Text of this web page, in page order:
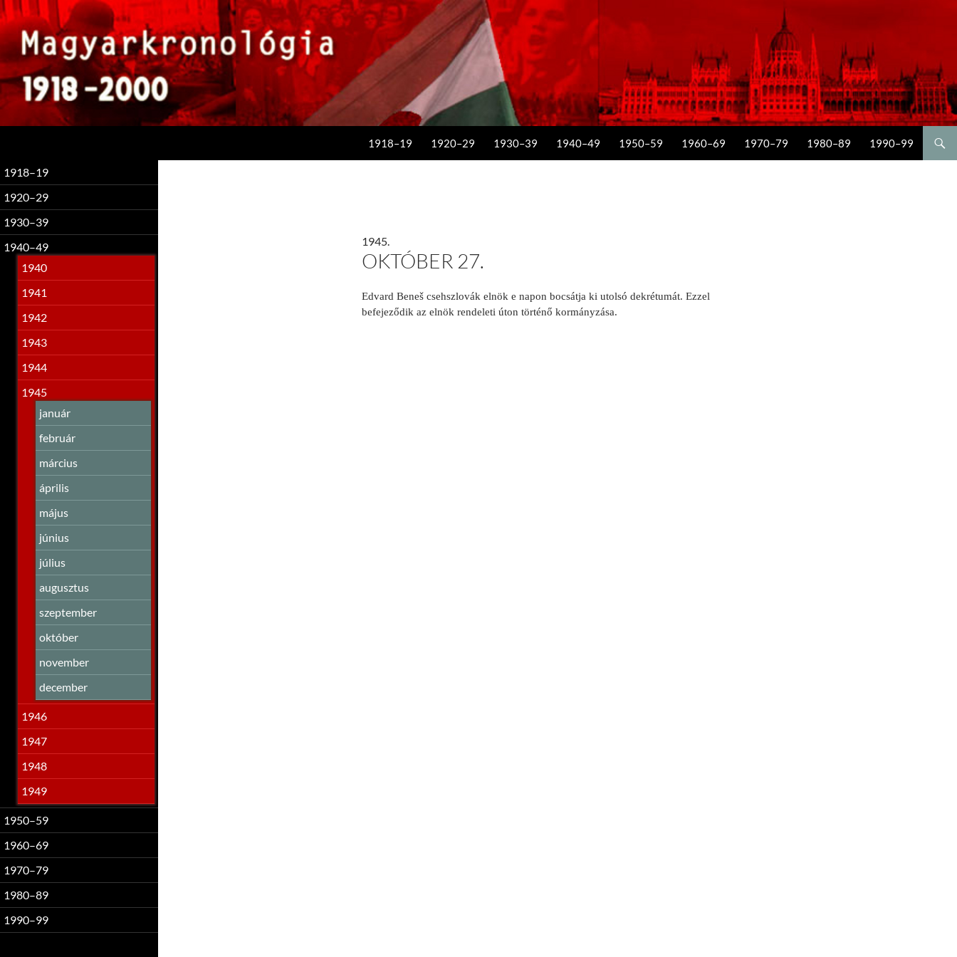
1918–19 1920–29 1930–39 1940–49 1950–59 1960–69 1970–79 1980–89 1990–99
1945.
OKTÓBER 27.
Edvard Beneš csehszlovák elnök e napon bocsátja ki utolsó dekrétumát. Ezzel
befejeződik az elnök rendeleti úton történő kormányzása.
1918–19
1920–29
1930–39
1940–49
1940
1941
1942
1943
1944
1945
január
február
március
április
május
június
július
augusztus
szeptember
október
november
december
1946
1947
1948
1949
1950–59
1960–69
1970–79
1980–89
1990–99